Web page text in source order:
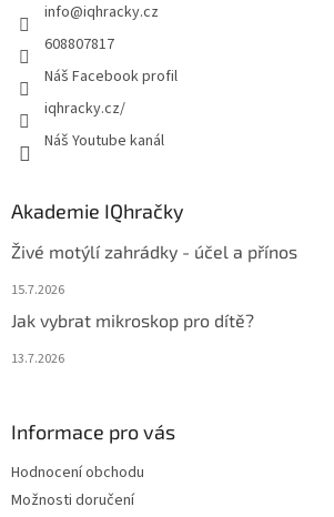
info@iqhracky.cz
608807817
Náš Facebook profil
iqhracky.cz/
Náš Youtube kanál
Akademie IQhračky
Živé motýlí zahrádky - účel a přínos
15.7.2026
Jak vybrat mikroskop pro dítě?
13.7.2026
Informace pro vás
Hodnocení obchodu
Možnosti doručení